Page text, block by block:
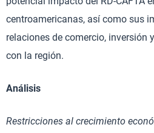
centroamericanas, así como sus
relaciones de comercio, inversión
con la región.
Análisis
Restricciones al crecimiento